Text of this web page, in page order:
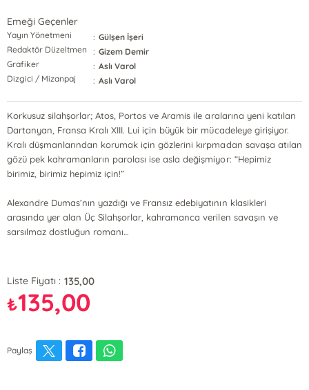
Emeği Geçenler
Yayın Yönetmeni : Gülşen İşeri
Redaktör Düzeltmen
: Gizem Demir
Grafiker
: Aslı Varol
Dizgici / Mizanpaj
: Aslı Varol
Korkusuz silahşorlar; Atos, Portos ve Aramis ile aralarına yeni katılan
Dartanyan, Fransa Kralı XIII. Lui için büyük bir mücadeleye girişiyor.
Kralı düşmanlarından korumak için gözlerini kırpmadan savaşa atılan
gözü pek kahramanların parolası ise asla değişmiyor: “Hepimiz
birimiz, birimiz hepimiz için!”
Alexandre Dumas’nın yazdığı ve Fransız edebiyatının klasikleri
arasında yer alan Üç Silahşorlar, kahramanca verilen savaşın ve
sarsılmaz dostluğun romanı…
Liste Fiyatı : 135,00
₺135,00
Paylaş